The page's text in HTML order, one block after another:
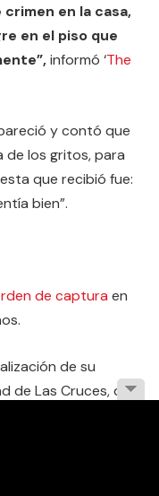
en la casa,
en el piso que
informó ‘The
y contó que
de los gritos, para
que recibió fue:
bien”.
de captura en
de su
de Las Cruces, del
en segundo
el centro